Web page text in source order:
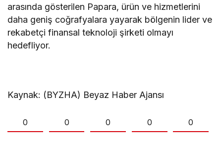
arasında gösterilen Papara, ürün ve hizmetlerini
daha geniş coğrafyalara yayarak bölgenin lider ve
rekabetçi finansal teknoloji şirketi olmayı
hedefliyor.
Kaynak: (BYZHA) Beyaz Haber Ajansı
0 0 0 0 0